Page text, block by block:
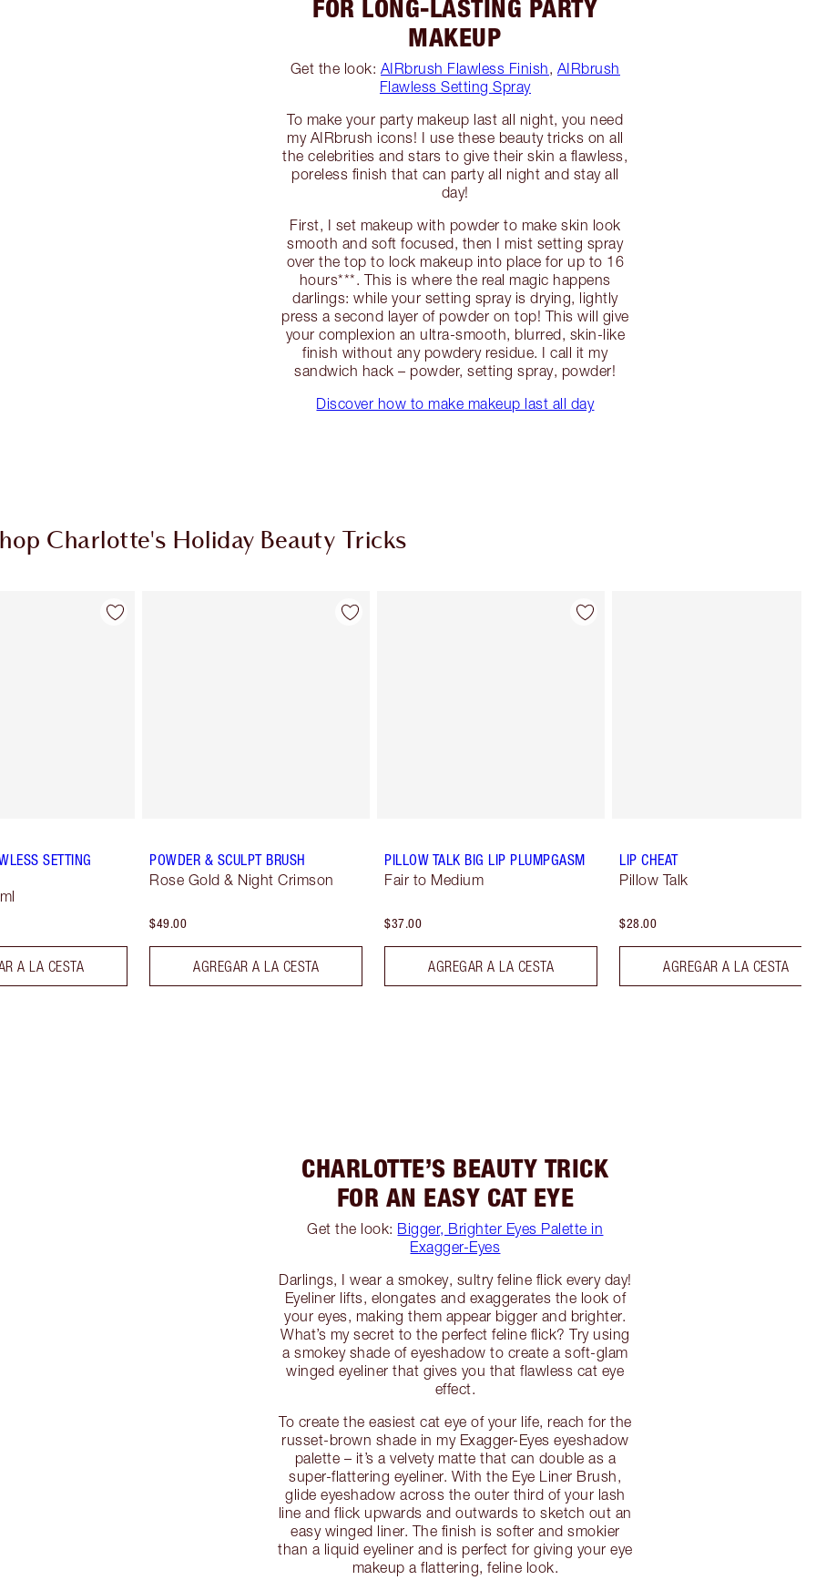
FOR LONG-LASTING PARTY
MAKEUP
Get the look: AIRbrush Flawless Finish, AIRbrush
Flawless Setting Spray
To make your party makeup last all night, you need
my AIRbrush icons! I use these beauty tricks on all
the celebrities and stars to give their skin a flawless,
poreless finish that can party all night and stay all
day!
First, I set makeup with powder to make skin look
smooth and soft focused, then I mist setting spray
over the top to lock makeup into place for up to 16
hours***. This is where the real magic happens
darlings: while your setting spray is drying, lightly
press a second layer of powder on top! This will give
your complexion an ultra-smooth, blurred, skin-like
finish without any powdery residue. I call it my
sandwich hack – powder, setting spray, powder!
Discover how to make makeup last all day
Charlotte's Holiday Beauty Tricks
Artículo 2 de 8
SETTING
A LA CESTA
Artículo 3 de 8
POWDER & SCULPT BRUSH
Rose Gold & Night Crimson
$49.00
AGREGAR A LA CESTA
Artículo 4 de 8
PILLOW TALK BIG LIP PLUMPGASM
Fair to Medium
$37.00
AGREGAR A LA CESTA
LIP CHEAT
Pillow Talk
$28.00
AGREGAR A LA CESTA
CHARLOTTE’S BEAUTY TRICK
FOR AN EASY CAT EYE
Get the look: Bigger, Brighter Eyes Palette in
Exagger-Eyes
Darlings, I wear a smokey, sultry feline flick every day!
Eyeliner lifts, elongates and exaggerates the look of
your eyes, making them appear bigger and brighter.
What’s my secret to the perfect feline flick? Try using
a smokey shade of eyeshadow to create a soft-glam
winged eyeliner that gives you that flawless cat eye
effect.
To create the easiest cat eye of your life, reach for the
russet-brown shade in my Exagger-Eyes eyeshadow
palette – it’s a velvety matte that can double as a
super-flattering eyeliner. With the Eye Liner Brush,
glide eyeshadow across the outer third of your lash
line and flick upwards and outwards to sketch out an
easy winged liner. The finish is softer and smokier
than a liquid eyeliner and is perfect for giving your eye
makeup a flattering, feline look.